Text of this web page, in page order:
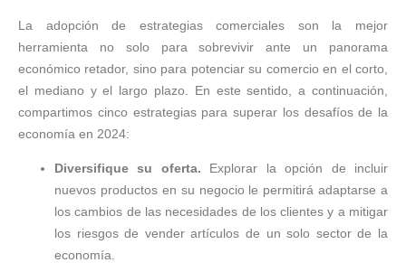
La adopción de estrategias comerciales son la mejor
herramienta no solo para sobrevivir ante un panorama
económico retador, sino para potenciar su comercio en el corto,
el mediano y el largo plazo. En este sentido, a continuación,
compartimos cinco estrategias para superar los desafíos de la
economía en 2024:
Diversifique su oferta. Explorar la opción de incluir
nuevos productos en su negocio le permitirá adaptarse a
los cambios de las necesidades de los clientes y a mitigar
los riesgos de vender artículos de un solo sector de la
economía.